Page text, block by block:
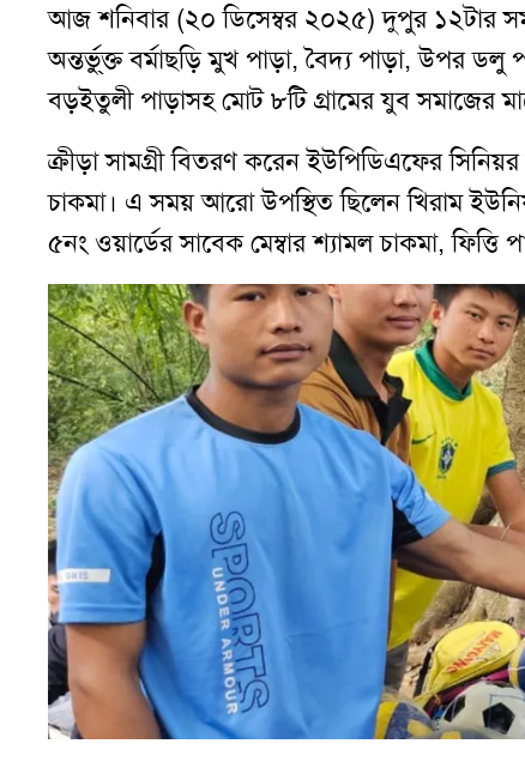
আজ শনিবার (২০ ডিসেম্বর ২০২৫) দুপুর ১২টার
অন্তর্ভু্ক্ত বর্মাছড়ি মুখ পাড়া, বৈদ্য পাড়া, উপর ডলু
বড়ইতুলী পাড়াসহ মোট ৮টি গ্রামের যুব সমাজের
ক্রীড়া সামগ্রী বিতরণ করেন ইউপিডিএফের
চাকমা। এ সময় আরো উপস্থিত ছিলেন খিরাম
৫নং ওয়ার্ডের সাবেক মেম্বার শ্যামল চাকমা,